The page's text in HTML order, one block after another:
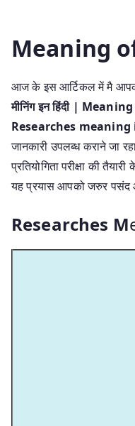
Meaning
आज के इस आर्टिकल में मै
मीनिंग इन हिंदी |
Researches
जानकारी उपलब्ध कराने जा
प्रतियोगिता परीक्षा की
यह प्रयास आपको जरुर पसंद
Researches M